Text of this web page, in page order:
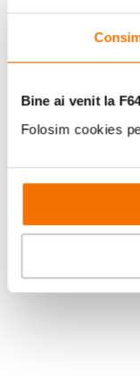
Bine ai venit la
Folosim cookies